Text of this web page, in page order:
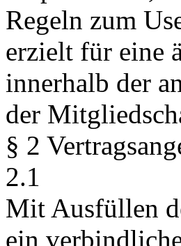
Regeln zum
erzielt für eine
innerhalb der
der
§ 2
2.1
Mit Ausfüllen
ein